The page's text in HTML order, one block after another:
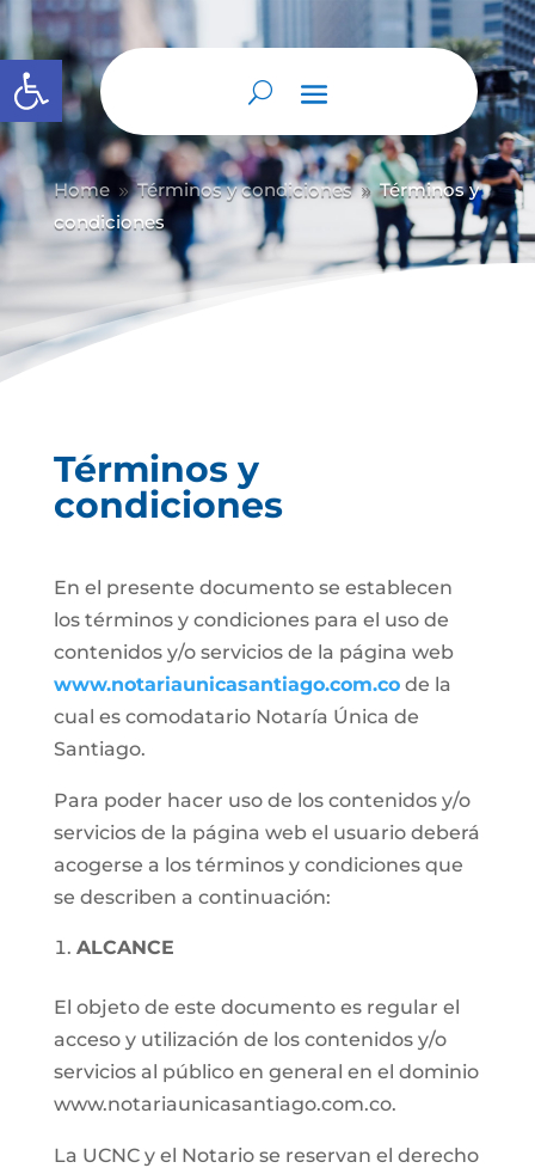
Abrir barra de herramientas
Home 9 Términos y condiciones 9 Términos y
condiciones
Términos y
condiciones
En el presente documento se establecen
los términos y condiciones para el uso de
contenidos y/o servicios de la página web
www.notariaunicasantiago.com.code la
cual es comodatario Notaría Única de
Santiago.
Para poder hacer uso de los contenidos y/o
servicios de la página web el usuario deberá
acogerse a los términos y condiciones que
se describen a continuación:
ALCANCE
El objeto de este documento es regular el
acceso y utilización de los contenidos y/o
servicios al público en general en el dominio
www.notariaunicasantiago.com.co.
La UCNC y el Notario se reservan el derecho